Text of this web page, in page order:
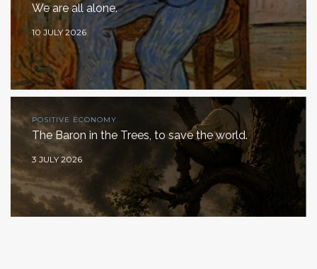
We are all alone.
10 JULY 2026
POSITIVE ECONOMY
The Baron in the Trees, to save the world.
3 JULY 2026